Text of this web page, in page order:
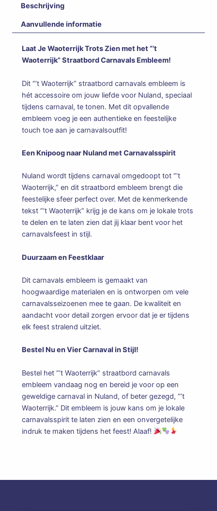
Beschrijving
Aanvullende informatie
Laat Je Waoterrijk Trots Zien met het “’t
Waoterrijk” Straatbord Carnavals Embleem!
Dit “’t Waoterrijk” straatbord carnavals embleem is
hét accessoire om jouw liefde voor Nuland, speciaal
tijdens carnaval, te tonen. Met dit opvallende
embleem voeg je een authentieke en feestelijke
touch toe aan je carnavalsoutfit!
Een Knipoog naar Nuland met Carnavalsspirit
Nuland wordt tijdens carnaval omgedoopt tot “’t
Waoterrijk,” en dit straatbord embleem brengt die
feestelijke sfeer perfect over. Met de kenmerkende
tekst “’t Waoterrijk” krijg je de kans om je lokale trots
te delen en te laten zien dat jij klaar bent voor het
carnavalsfeest in stijl.
Duurzaam en Feestklaar
Dit carnavals embleem is gemaakt van
hoogwaardige materialen en is ontworpen om vele
carnavalsseizoenen mee te gaan. De kwaliteit en
aandacht voor detail zorgen ervoor dat je er tijdens
elk feest stralend uitziet.
Bestel Nu en Vier Carnaval in Stijl!
Bestel het “’t Waoterrijk” straatbord carnavals
embleem vandaag nog en bereid je voor op een
geweldige carnaval in Nuland, of beter gezegd, “’t
Waoterrijk.” Dit embleem is jouw kans om je lokale
carnavalsspirit te laten zien en een onvergetelijke
indruk te maken tijdens het feest! Alaaf!